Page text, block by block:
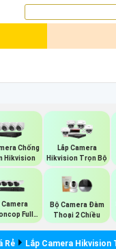
Chống
Hikvision
Lắp Camera
Hikvision Trọn Bộ
Camera
Full
Color
Bộ Camera Đàm
Thoại 2 Chiều
Rẻ Lắp Camera Hikvision